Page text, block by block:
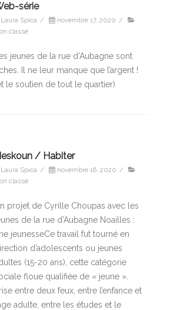
série
Laura Spica / novembre 17, 2020 /
classé
jeunes de la rue d’Aubagne sont
Il ne leur manque que l’argent !
le soutien de tout le quartier)
/ Habiter
Laura Spica / novembre 16, 2020 /
classé
projet de Cyrille Choupas avec les
de la rue d’Aubagne Noailles :
jeunesseCe travail fut tourné en
d’adolescents ou jeunes
(15-20 ans), cette catégorie
floue qualifiée de « jeune ».
entre deux feux, entre l’enfance et
adulte, entre les études et le